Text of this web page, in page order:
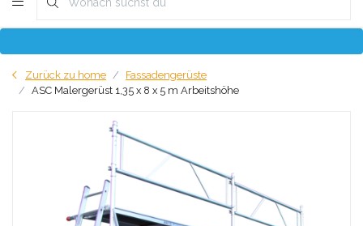
Zurück zu home
Fassadengerüste
ASC Malergerüst 1,35 x 8 x 5 m Arbeitshöhe